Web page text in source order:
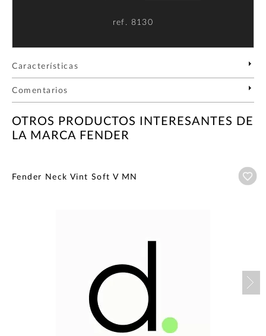
ref. 8130
Características
Comentarios
OTROS PRODUCTOS INTERESANTES DE
LA MARCA FENDER
Fender Neck Vint Soft V MN